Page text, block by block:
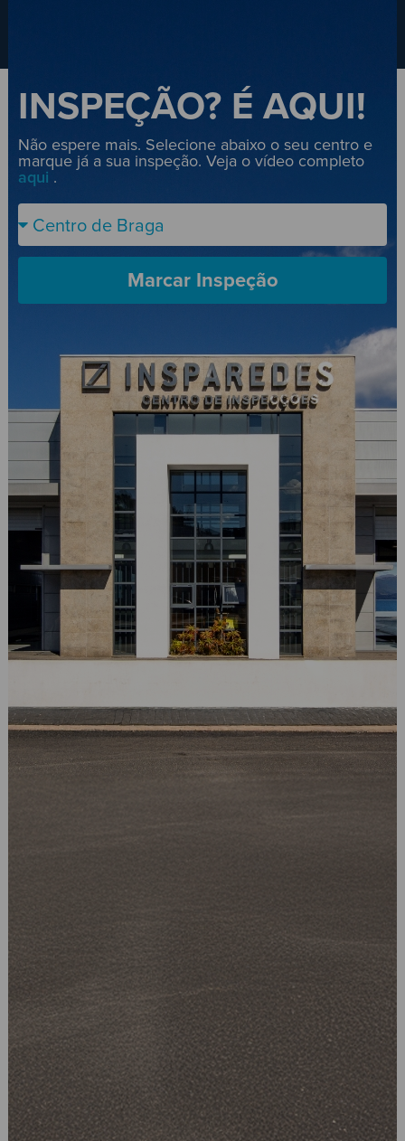
INSPEÇÃO? É AQUI!
Não espere mais. Selecione abaixo o seu centro e
marque já a sua inspeção. Veja o vídeo completo
aqui.
Marcar Inspeção